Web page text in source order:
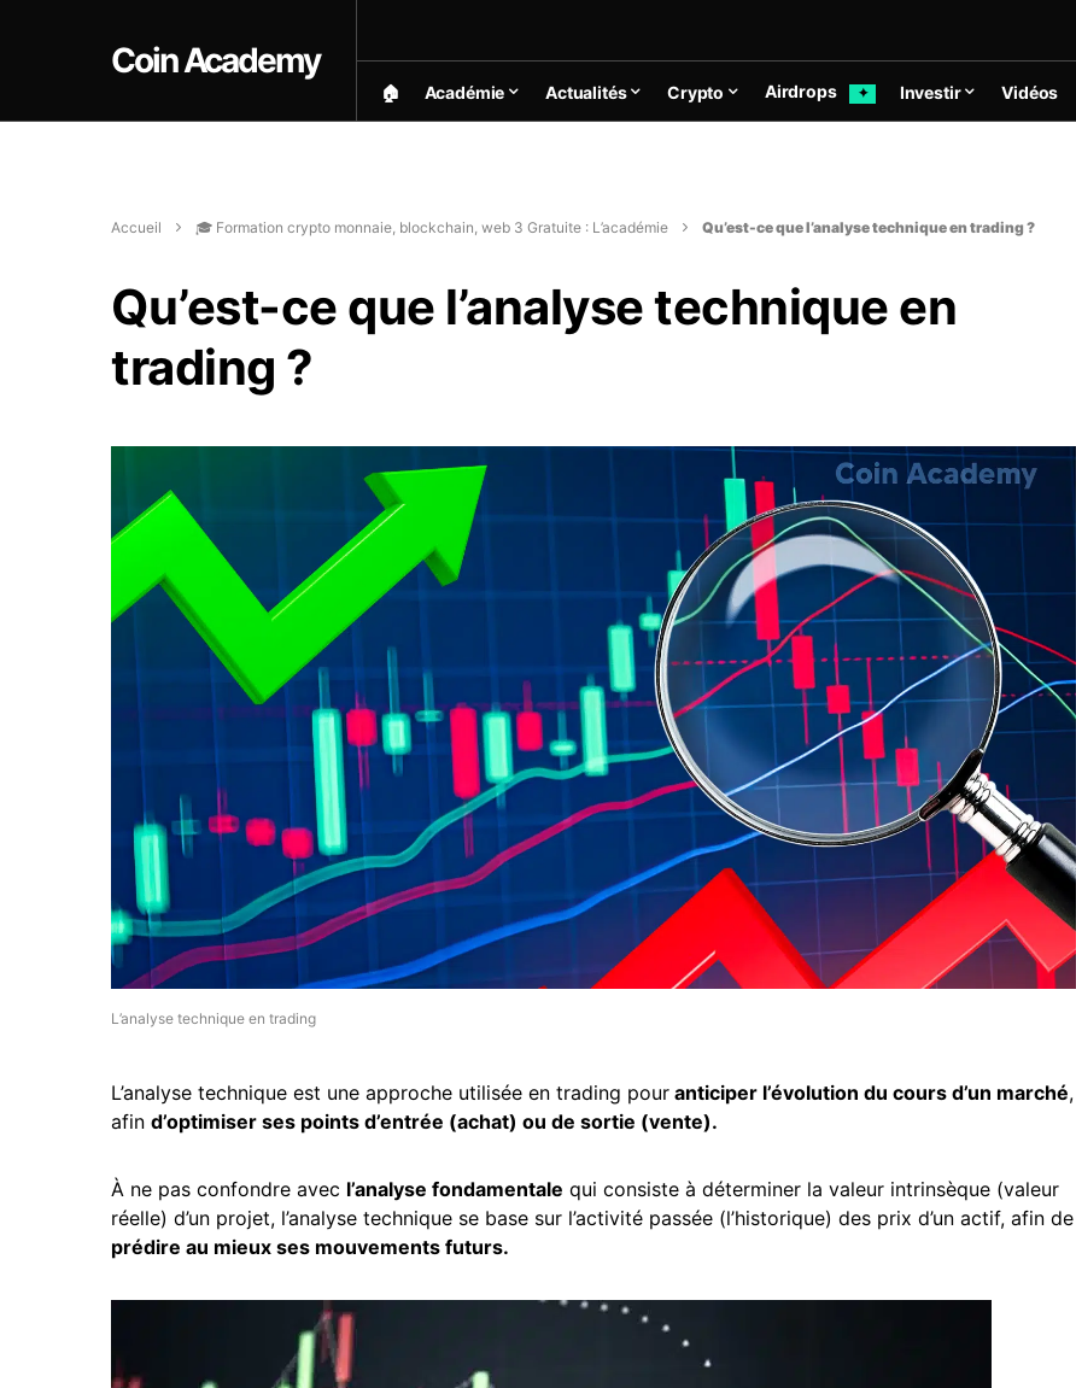
Coin Academy
🏠︎ Académie Actualités Crypto Airdrops ✦ Investir Vidéos
Accueil 🎓 Formation crypto monnaie, blockchain, web 3 Gratuite : L’académie Qu’est-ce que l’analyse technique en trading ?
Qu’est-ce que l’analyse technique en
trading ?
L’analyse technique en trading
L’analyse technique est une approche utilisée en trading pour anticiper l’évolution du cours d’un marché,
afin d’optimiser ses points d’entrée (achat) ou de sortie (vente).
À ne pas confondre avec l’analyse fondamentale qui consiste à déterminer la valeur intrinsèque (valeur
réelle) d’un projet, l’analyse technique se base sur l’activité passée (l’historique) des prix d’un actif, afin de
prédire au mieux ses mouvements futurs.